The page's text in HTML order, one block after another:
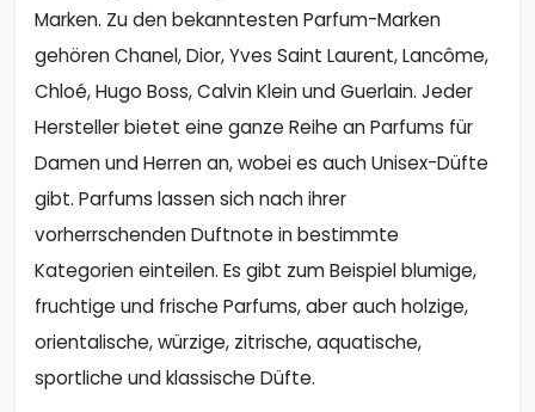
Marken. Zu den bekanntesten Parfum-Marken
gehören Chanel, Dior, Yves Saint Laurent, Lancôme,
Chloé, Hugo Boss, Calvin Klein und Guerlain. Jeder
Hersteller bietet eine ganze Reihe an Parfums für
Damen und Herren an, wobei es auch Unisex-Düfte
gibt. Parfums lassen sich nach ihrer
vorherrschenden Duftnote in bestimmte
Kategorien einteilen. Es gibt zum Beispiel blumige,
fruchtige und frische Parfums, aber auch holzige,
orientalische, würzige, zitrische, aquatische,
sportliche und klassische Düfte.